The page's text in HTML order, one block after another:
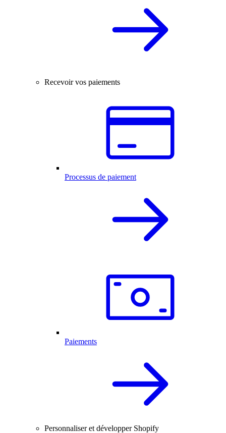
Recevoir vos paiements
Processus de paiement
Paiements
Personnaliser et développer Shopify